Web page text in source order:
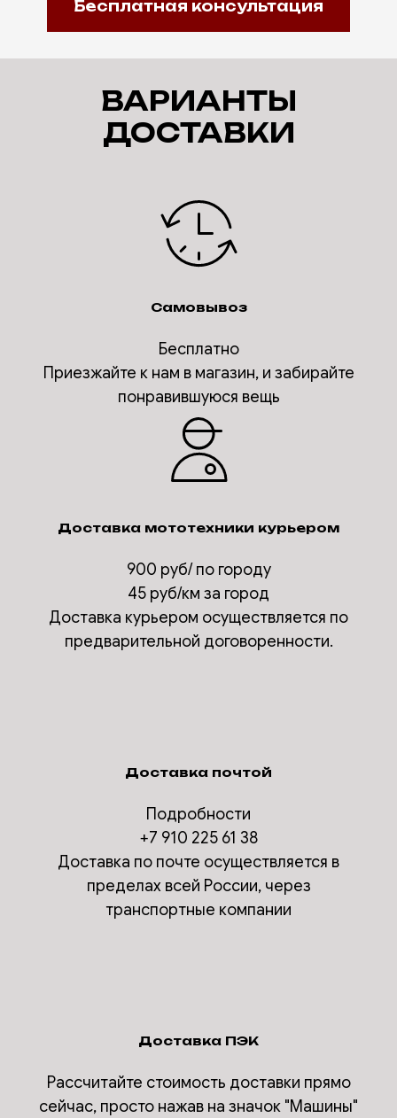
Бесплатная консультация
ВАРИАНТЫ
ДОСТАВКИ
Самовывоз
Бесплатно
Приезжайте к нам в магазин, и забирайте
понравившуюся вещь
Доставка мототехники курьером
900 руб/ по городу
45 руб/км за город
Доставка курьером осуществляется по
предварительной договоренности.
Доставка почтой
Подробности
+7 910 225 61 38
Доставка по почте осуществляется в
пределах всей России, через
транспортные компании
Доставка ПЭК
Рассчитайте стоимость доставки прямо
сейчас, просто нажав на значок "Машины"